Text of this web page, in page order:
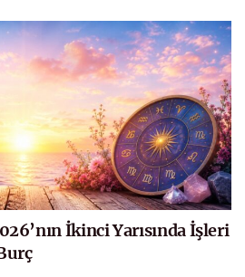
İkinci Yarısında İşleri